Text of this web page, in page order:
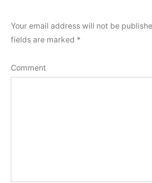
Your email address will not be
fields are marked *
Comment